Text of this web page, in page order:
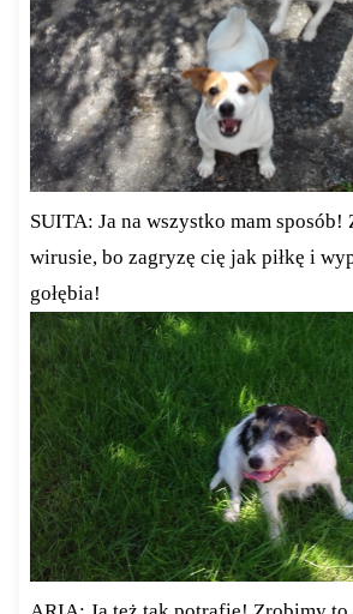
SUITA: Ja na wszystko mam sposób!
wirusie, bo zagryzę cię jak piłkę i
gołębia!